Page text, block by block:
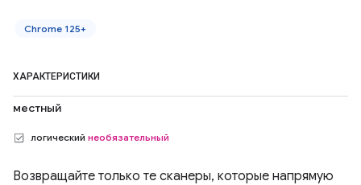
Chrome 125+
ХАРАКТЕРИСТИКИ
местный
логический необязательный
Возвращайте только те сканеры, которые напрямую